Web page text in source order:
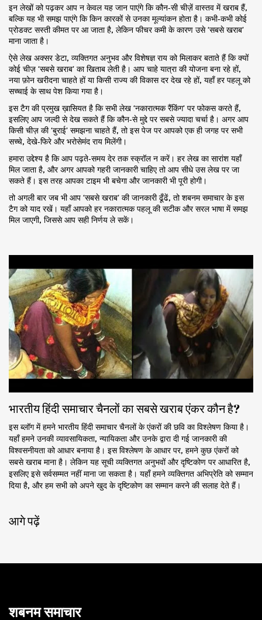
इन लेखों को पढ़कर आप न केवल यह जान पाएंगे कि कौन‑सी चीज़ें वास्तव में खराब हैं,
बल्कि यह भी समझ पाएंगे कि किन कारकों से उनका मूल्यांकन होता है। कभी‑कभी कोई
प्रोडक्ट सस्ती कीमत पर आ जाता है, लेकिन फीचर कमी के कारण उसे ‘सबसे खराब’
माना जाता है।
ऐसे लेख अक्सर डेटा, व्यक्तिगत अनुभव और विशेषज्ञ राय को मिलाकर बताते हैं कि क्यों
कोई चीज़ ‘सबसे खराब’ का खिताब लेती है। आप चाहे यात्रा की योजना बना रहे हों,
नया फ़ोन खरीदना चाहते हों या किसी राज्य की विकास दर देख रहे हों, यहाँ हर पहलू को
सच्चाई के साथ पेश किया गया है।
इस टैग की प्रमुख ख़ासियत है कि सभी लेख ‘नकारात्मक रैंकिंग’ पर फोकस करते हैं,
इसलिए आप जल्दी से देख सकते हैं कि कौन‑से मुद्दे पर सबसे ज्यादा चर्चा है। अगर आप
किसी चीज़ की ‘बुराई’ समझना चाहते हैं, तो इस पेज पर आपको एक ही जगह पर सभी
सच्चे, देखे‑फिरे और भरोसेमंद राय मिलेंगी।
हमारा उद्देश्य है कि आप पढ़ते‑समय देर तक स्क्रॉल न करें। हर लेख का सारांश यहाँ
मिल जाता है, और अगर आपको गहरी जानकारी चाहिए तो आप सीधे उस लेख पर जा
सकते हैं। इस तरह आपका टाइम भी बचेगा और जानकारी भी पूरी होगी।
तो अगली बार जब भी आप ‘सबसे खराब’ की जानकारी ढूँढें, तो शबनम समाचार के इस
टैग को याद रखें। यहाँ आपको हर नकारात्मक पहलू की सटीक और सरल भाषा में समझ
मिल जाएगी, जिससे आप सही निर्णय ले सकें।
भारतीय हिंदी समाचार चैनलों का सबसे खराब एंकर कौन है?
इस ब्लॉग में हमने भारतीय हिंदी समाचार चैनलों के एंकरों की छवि का विश्लेषण किया है।
यहाँ हमने उनकी व्यावसायिकता, न्यायिकता और उनके द्वारा दी गई जानकारी की
विश्वसनीयता को आधार बनाया है। इस विश्लेषण के आधार पर, हमने कुछ एंकरों को
सबसे खराब माना है। लेकिन यह सूची व्यक्तिगत अनुभवों और दृष्टिकोण पर आधारित है,
इसलिए इसे सर्वसम्मत नहीं माना जा सकता है। यहाँ हमने व्यक्तिगत अभिप्रेति को सम्मान
दिया है, और हम सभी को अपने खुद के दृष्टिकोण का सम्मान करने की सलाह देते हैं।
आगे पढ़ें
शबनम समाचार